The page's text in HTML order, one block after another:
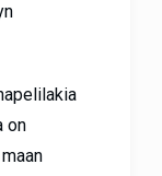
on